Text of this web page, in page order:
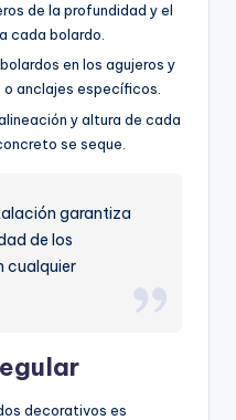
de la profundidad y el
cada bolardo.
en los agujeros y
anclajes específicos.
y altura de cada
se seque.
garantiza
de los
cualquier
decorativos es